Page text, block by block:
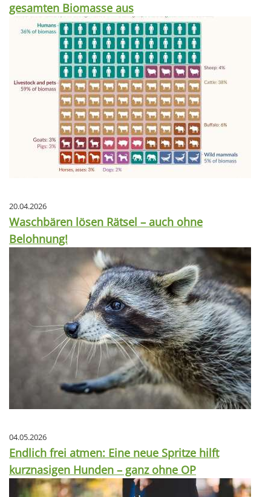
gesamten Biomasse aus
20.04.2026
Waschbären lösen Rätsel – auch ohne
Belohnung!
04.05.2026
Endlich frei atmen: Eine neue Spritze hilft
kurznasigen Hunden – ganz ohne OP